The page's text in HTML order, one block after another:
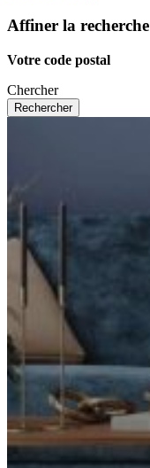
Affiner la recherche
Votre code postal
Chercher